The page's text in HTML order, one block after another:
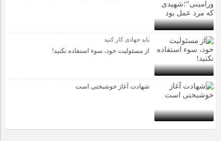
باید جهادی کار کنید
از مسئولیت خود، سوء استفاده نکنید!
شهادت آغاز خوشبختی است